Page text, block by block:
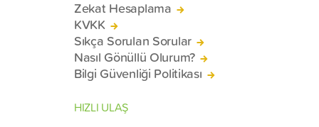
Zekat Hesaplama
KVKK
Sıkça Sorulan Sorular
Nasıl Gönüllü Olurum?
Bilgi Güvenliği Politikası
HIZLI ULAŞ